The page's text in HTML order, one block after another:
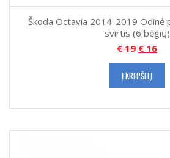
Škoda Octavia 2014-2019 Odinė
svirtis (6 bėgių)
€19 € 16
Į KREPŠELĮ